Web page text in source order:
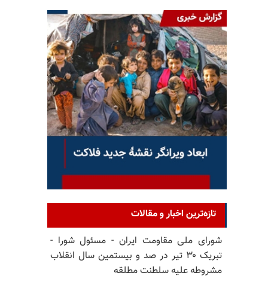
تازه‌ترین اخبار و مقالات
شورای ملی مقاومت ایران - مسئول شورا -
تبریک ۳۰ تیر در صد و بیستمین سال انقلاب
مشروطه علیه سلطنت مطلقه